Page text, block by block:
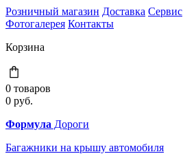
Розничный магазин Доставка Сервис
Фотогалерея Контакты
Корзина
0 товаров
0 руб.
Формула Дороги
Багажники на крышу автомобиля